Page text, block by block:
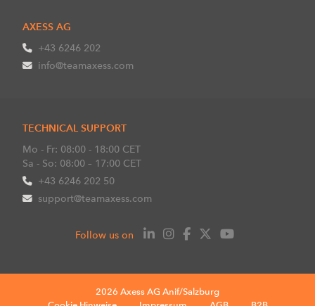
AXESS AG
+43 6246 202
info@teamaxess.com
TECHNICAL SUPPORT
Mo - Fr: 08:00 - 18:00 CET
Sa - So: 08:00 – 17:00 CET
+43 6246 202 50
support@teamaxess.com
Follow us on
2026 Axess AG Anif/Salzburg